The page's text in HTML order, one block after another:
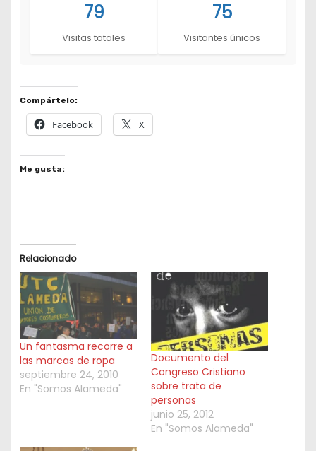
79
Visitas totales
75
Visitantes únicos
Compártelo:
Facebook X
Me gusta:
Relacionado
Un fantasma recorre a
las marcas de ropa
septiembre 24, 2010
En "Somos Alameda"
Documento del
Congreso Cristiano
sobre trata de
personas
junio 25, 2012
En "Somos Alameda"